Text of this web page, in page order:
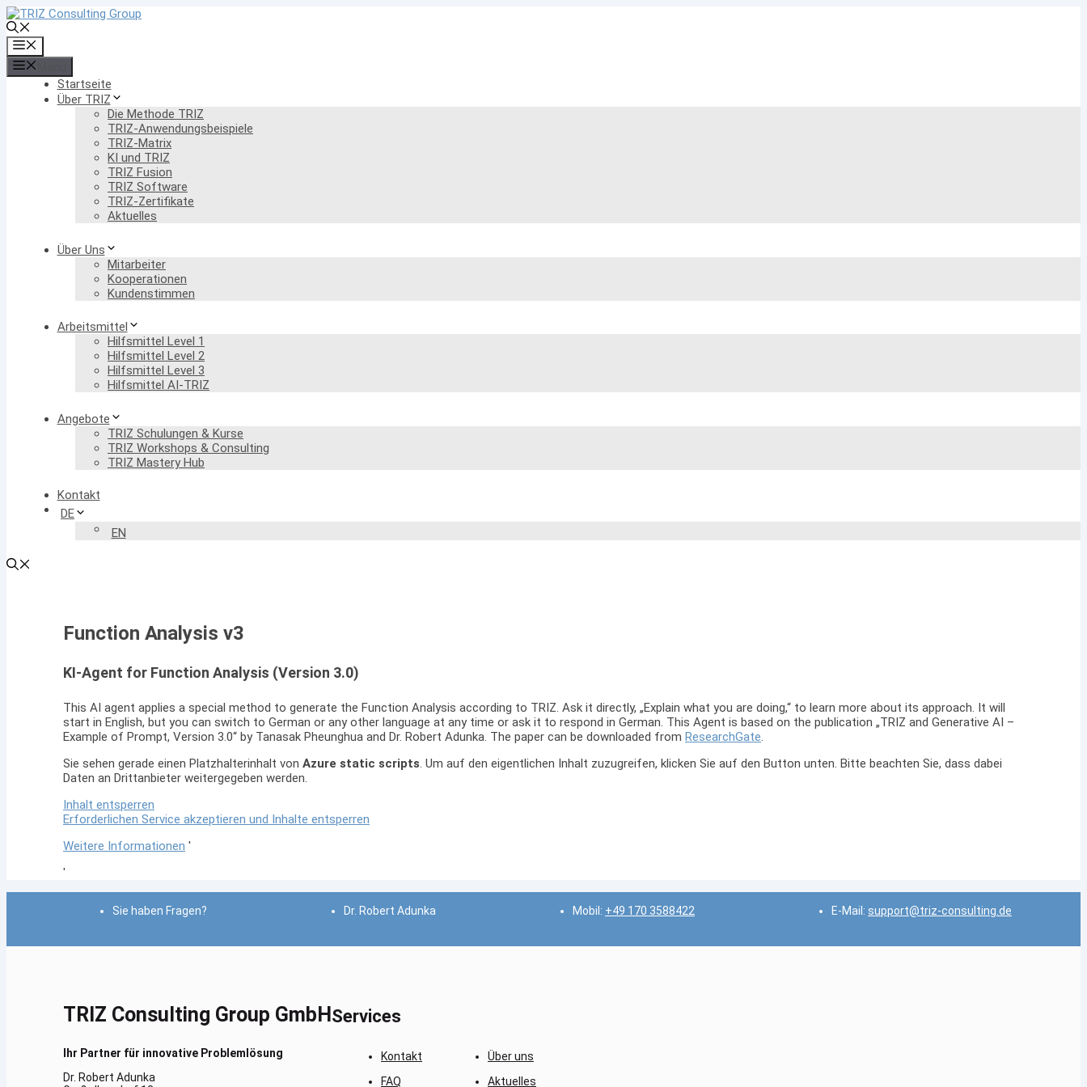
Zum
Inhalt
springen
Startseite
Über TRIZ
Die Methode TRIZ
TRIZ-Anwendungsbeispiele
TRIZ-Matrix
KI und TRIZ
TRIZ Fusion
TRIZ Software
TRIZ-Zertifikate
Aktuelles
Über Uns
Mitarbeiter
Kooperationen
Kundenstimmen
Arbeitsmittel
Hilfsmittel Level 1
Hilfsmittel Level 2
Hilfsmittel Level 3
Hilfsmittel AI-TRIZ
Angebote
TRIZ Schulungen & Kurse
TRIZ Workshops & Consulting
TRIZ Mastery Hub
Kontakt
DE
EN
Function Analysis v3
KI-Agent for Function Analysis (Version 3.0)
This AI agent applies a special method to generate the Function Analysis according to TRIZ. Ask it directly, „Explain what you are doing,“ to learn more about its approach. It will
start in English, but you can switch to German or any other language at any time or ask it to respond in German. This Agent is based on the publication „TRIZ and Generative AI –
Example of Prompt, Version 3.0“ by Tanasak Pheunghua and Dr. Robert Adunka. The paper can be downloaded from ResearchGate.
Sie sehen gerade einen Platzhalterinhalt von Azure static scripts. Um auf den eigentlichen Inhalt zuzugreifen, klicken Sie auf den Button unten. Bitte beachten Sie, dass dabei
Daten an Drittanbieter weitergegeben werden.
Inhalt entsperren
Erforderlichen Service akzeptieren und Inhalte entsperren
Weitere Informationen '
'
Sie haben Fragen? Dr. Robert Adunka Mobil: +49 170 3588422 E-Mail: support@triz-consulting.de
TRIZ Consulting Group GmbH
Ihr Partner für innovative Problemlösung
Dr. Robert Adunka
Services
Kontakt
FAQ
Über uns
Aktuelles